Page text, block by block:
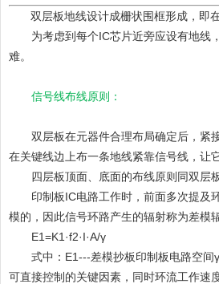
双层板地线设计成栅状围框形成，即
为考虑到每个IC芯片近旁应设有地线，
难。
信号线布线原则：
双层板在元器件合理布局确定后，紧接
在关键线边上布一条地线紧靠信号线，让
四层板顶面、底面的布线原则同双层板
印制板IC电路工作时，前面多次提及环
模的，因此信号环路产生的辐射称为差模
E1=K1·f2·I·A/γ
式中：E1---差模抄板印制板电路空间γ
可直接控制的关键因素，同时环流工作速